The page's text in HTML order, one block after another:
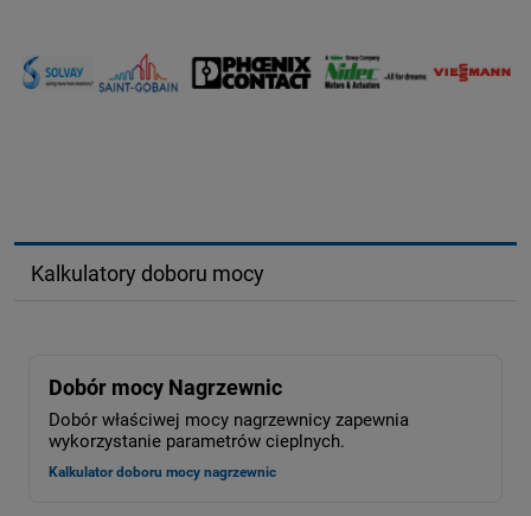
Kalkulatory doboru mocy
Dobór mocy Nagrzewnic
Dobór właściwej mocy nagrzewnicy zapewnia
wykorzystanie parametrów cieplnych.
Kalkulator doboru mocy nagrzewnic